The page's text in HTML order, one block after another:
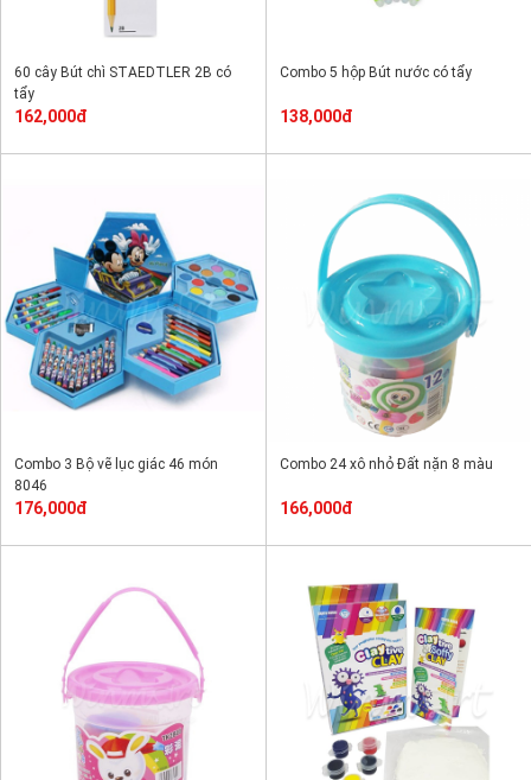
60 cây Bút chì STAEDTLER 2B có
tẩy
162,000đ
Combo 5 hộp Bút nước có tẩy
138,000đ
Combo 3 Bộ vẽ lục giác 46 món
8046
176,000đ
Combo 24 xô nhỏ Đất nặn 8 màu
166,000đ